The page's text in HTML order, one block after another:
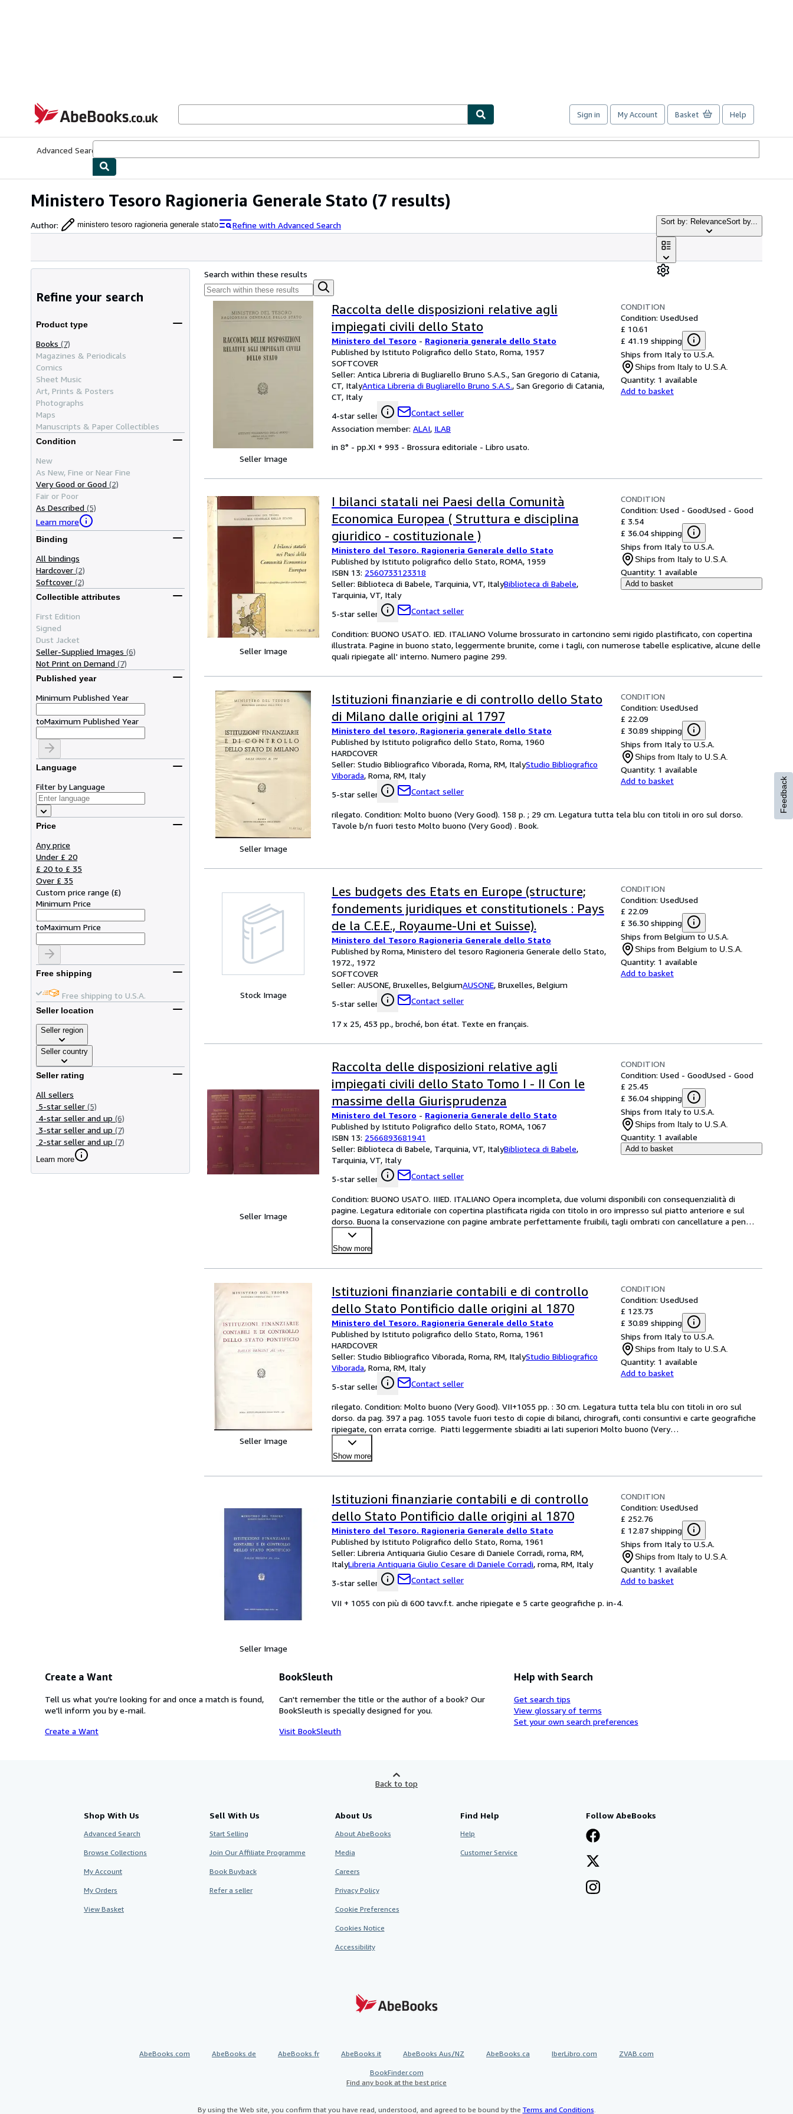
AbeBooks.co.uk
Sign in My Account Basket Help
Advanced Search
Ministero Tesoro Ragioneria Generale Stato (7 results)
Author: ministero tesoro ragioneria generale stato Refine with Advanced Search Sort by: RelevanceSort by...
Refine your search
Product type
Books (7)
Magazines & Periodicals
Comics
Sheet Music
Art, Prints & Posters
Photographs
Maps
Manuscripts & Paper Collectibles
Condition
New
As New, Fine or Near Fine
Very Good or Good (2)
Fair or Poor
As Described (5)
Learn more
Binding
All bindings
Hardcover (2)
Softcover (2)
Collectible attributes
First Edition
Signed
Dust Jacket
Seller-Supplied Images (6)
Not Print on Demand (7)
Published year
Minimum Published Year
toMaximum Published Year
Language
Filter by Language
Price
Any price
Under £ 20
£ 20 to £ 35
Over £ 35
Custom price range (£)
Minimum Price
toMaximum Price
Free shipping
Free shipping to U.S.A.
Seller location
Seller region
Seller country
Seller rating
All sellers
5-star seller (5)
4-star seller and up (6)
3-star seller and up (7)
2-star seller and up (7)
Learn more
Search within these results
Seller Image
Raccolta delle disposizioni relative agli
impiegati civili dello Stato
Ministero del Tesoro - Ragioneria generale dello Stato
Published by Istituto Poligrafico dello Stato, Roma, 1957
SOFTCOVER
Seller: Antica Libreria di Bugliarello Bruno S.A.S., San Gregorio di Catania,
CT, ItalyAntica Libreria di Bugliarello Bruno S.A.S., San Gregorio di Catania,
CT, Italy
4-star seller
Contact seller
Association member: ALAI, ILAB
CONDITION
Condition: UsedUsed
£ 10.61
£ 41.19 shipping
Ships from Italy to U.S.A.
Ships from Italy to U.S.A.
Quantity: 1 available
Add to basket
in 8° - pp.XI + 993 - Brossura editoriale - Libro usato.
Seller Image
I bilanci statali nei Paesi della Comunità
Economica Europea ( Struttura e disciplina
giuridico - costituzionale )
Ministero del Tesoro. Ragioneria Generale dello Stato
Published by Istituto poligrafico dello Stato, ROMA, 1959
ISBN 13: 2560733123318
Seller: Biblioteca di Babele, Tarquinia, VT, ItalyBiblioteca di Babele,
Tarquinia, VT, Italy
5-star seller
Contact seller
CONDITION
Condition: Used - GoodUsed - Good
£ 3.54
£ 36.04 shipping
Ships from Italy to U.S.A.
Ships from Italy to U.S.A.
Quantity: 1 available
Add to basket
Condition: BUONO USATO. IED. ITALIANO Volume brossurato in cartoncino semi rigido plastificato, con copertina
illustrata. Pagine in buono stato, leggermente brunite, come i tagli, con numerose tabelle esplicative, alcune delle
quali ripiegate all' interno. Numero pagine 299.
Seller Image
Istituzioni finanziarie e di controllo dello Stato
di Milano dalle origini al 1797
Ministero del tesoro, Ragioneria generale dello Stato
Published by Istituto poligrafico dello Stato, Roma, 1960
HARDCOVER
Seller: Studio Bibliografico Viborada, Roma, RM, ItalyStudio Bibliografico
Viborada, Roma, RM, Italy
5-star seller
Contact seller
CONDITION
Condition: UsedUsed
£ 22.09
£ 30.89 shipping
Ships from Italy to U.S.A.
Ships from Italy to U.S.A.
Quantity: 1 available
Add to basket
rilegato. Condition: Molto buono (Very Good). 158 p. ; 29 cm. Legatura tutta tela blu con titoli in oro sul dorso.
Tavole b/n fuori testo Molto buono (Very Good) . Book.
Stock Image
Les budgets des Etats en Europe (structure;
fondements juridiques et constitutionels : Pays
de la C.E.E., Royaume-Uni et Suisse).
Ministero del Tesoro Ragioneria Generale dello Stato
Published by Roma, Ministero del tesoro Ragioneria Generale dello Stato,
1972., 1972
SOFTCOVER
Seller: AUSONE, Bruxelles, BelgiumAUSONE, Bruxelles, Belgium
5-star seller
Contact seller
CONDITION
Condition: UsedUsed
£ 22.09
£ 36.30 shipping
Ships from Belgium to U.S.A.
Ships from Belgium to U.S.A.
Quantity: 1 available
Add to basket
17 x 25, 453 pp., broché, bon état. Texte en français.
Seller Image
Raccolta delle disposizioni relative agli
impiegati civili dello Stato Tomo I - II Con le
massime della Giurisprudenza
Ministero del Tesoro - Ragioneria Generale dello Stato
Published by Istituto Poligrafico dello Stato, ROMA, 1067
ISBN 13: 2566893681941
Seller: Biblioteca di Babele, Tarquinia, VT, ItalyBiblioteca di Babele,
Tarquinia, VT, Italy
5-star seller
Contact seller
CONDITION
Condition: Used - GoodUsed - Good
£ 25.45
£ 36.04 shipping
Ships from Italy to U.S.A.
Ships from Italy to U.S.A.
Quantity: 1 available
Add to basket
Condition: BUONO USATO. IIIED. ITALIANO Opera incompleta, due volumi disponibili con consequenzialità di
pagine. Legatura editoriale con copertina plastificata rigida con titolo in oro impresso sul piatto anteriore e sul
dorso. Buona la conservazione con pagine ambrate perfettamente fruibili, tagli ombrati con cancellature a pen…
Show more
Seller Image
Istituzioni finanziarie contabili e di controllo
dello Stato Pontificio dalle origini al 1870
Ministero del Tesoro. Ragioneria Generale dello Stato
Published by Istituto poligrafico dello Stato, Roma, 1961
HARDCOVER
Seller: Studio Bibliografico Viborada, Roma, RM, ItalyStudio Bibliografico
Viborada, Roma, RM, Italy
5-star seller
Contact seller
CONDITION
Condition: UsedUsed
£ 123.73
£ 30.89 shipping
Ships from Italy to U.S.A.
Ships from Italy to U.S.A.
Quantity: 1 available
Add to basket
rilegato. Condition: Molto buono (Very Good). VII+1055 pp. : 30 cm. Legatura tutta tela blu con titoli in oro sul
dorso. da pag. 397 a pag. 1055 tavole fuori testo di copie di bilanci, chirografi, conti consuntivi e carte geografiche
ripiegate, con errata corrige.  Piatti leggermente sbiaditi ai lati superiori Molto buono (Very…
Show more
Seller Image
Istituzioni finanziarie contabili e di controllo
dello Stato Pontificio dalle origini al 1870
Ministero del Tesoro. Ragioneria Generale dello Stato
Published by Istituto Poligrafico dello Stato, Roma, 1961
Seller: Libreria Antiquaria Giulio Cesare di Daniele Corradi, roma, RM,
ItalyLibreria Antiquaria Giulio Cesare di Daniele Corradi, roma, RM, Italy
3-star seller
Contact seller
CONDITION
Condition: UsedUsed
£ 252.76
£ 12.87 shipping
Ships from Italy to U.S.A.
Ships from Italy to U.S.A.
Quantity: 1 available
Add to basket
VII + 1055 con più di 600 tavv.f.t. anche ripiegate e 5 carte geografiche p. in-4.
Create a Want
Tell us what you're looking for and once a match is found,
we'll inform you by e-mail.
Create a Want
BookSleuth
Can't remember the title or the author of a book? Our
BookSleuth is specially designed for you.
Visit BookSleuth
Help with Search
Get search tips
View glossary of terms
Set your own search preferences
Feedback
Back to top
Shop With Us
Advanced Search
Browse Collections
My Account
My Orders
View Basket
Sell With Us
Start Selling
Join Our Affiliate Programme
Book Buyback
Refer a seller
About Us
About AbeBooks
Media
Careers
Privacy Policy
Cookie Preferences
Cookies Notice
Accessibility
Find Help
Help
Customer Service
Follow AbeBooks
AbeBooks.com AbeBooks.de AbeBooks.fr AbeBooks.it AbeBooks Aus/NZ AbeBooks.ca IberLibro.com ZVAB.com
BookFinder.com
Find any book at the best price
By using the Web site, you confirm that you have read, understood, and agreed to be bound by the Terms and Conditions.